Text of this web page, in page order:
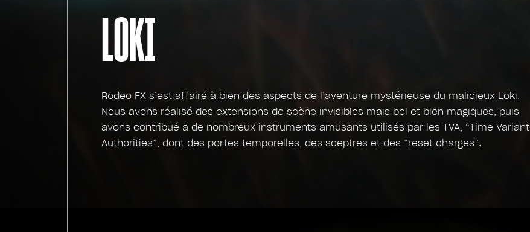
LOKI
Rodeo FX s’est affairé à bien des aspects de l’aventure mystérieuse du malicieux Loki.
Nous avons réalisé des extensions de scène invisibles mais bel et bien magiques, puis
avons contribué à de nombreux instruments amusants utilisés par les TVA, “Time Variant
Authorities”, dont des portes temporelles, des sceptres et des “reset charges”.